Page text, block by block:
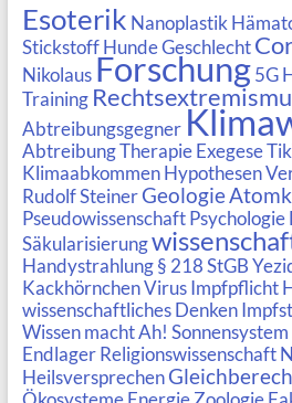
Esoterik Nanoplastik
Stickstoff HundeGeschlecht
Nikolaus Forschung 5G
Training
Abtreibungsgegner
AbtreibungTherapie Exegese
Klimaabkommen Hypothesen
Rudolf Steiner Geologie
Pseudowissenschaft Psychologie
Säkularisierung
Handystrahlung § 218 StGB
KackhörnchenVirus Impfpflicht
wissenschaftliches Denken
Wissen macht Ah! Sonnensystem
Endlager Religionswissenschaft
Heilsversprechen